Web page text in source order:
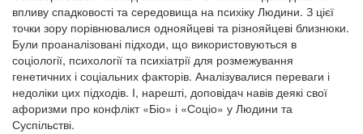
впливу спадковості та середовища на психіку Людини. З цієї
точки зору порівнювалися однояйцеві та різнояйцеві близнюки.
Були проаналізовані підходи, що використовуються в
соціології, психології та психіатрії для розмежування
генетичних і соціальних факторів. Аналізувалися переваги і
недоліки цих підходів. І, нарешті, доповідач навів деякі свої
афоризми про конфлікт «Біо» і «Соціо» у Людини та
Суспільстві.